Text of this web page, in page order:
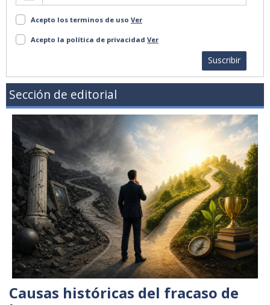
Acepto los terminos de uso Ver
Acepto la política de privacidad Ver
Suscribir
Sección de editorial
Causas históricas del fracaso de